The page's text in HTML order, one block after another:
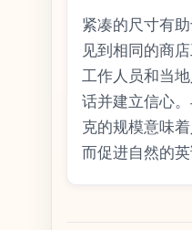
紧凑的尺寸有
见到相同的商
工作人员和当
话并建立信心
克的规模意味
而促进自然的英